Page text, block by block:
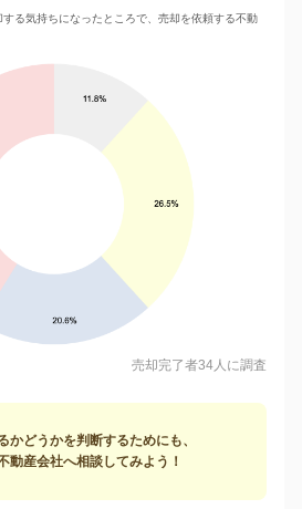
る気持ちになったところで、売却を依頼する不動
売却完了者34人に調査
かどうかを判断するためにも、
動産会社へ相談してみよう！